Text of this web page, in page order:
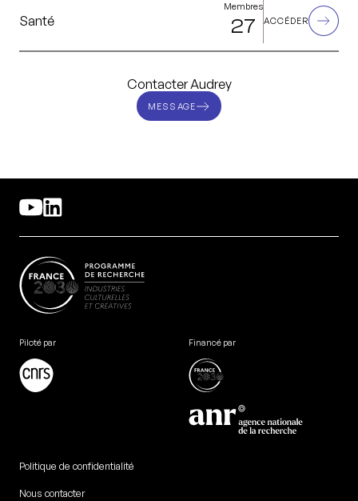
Santé
Membres
27 ACCÉDER
Contacter Audrey
MESSAGE
Piloté par Financé par
Politique de confidentialité
Nous contacter